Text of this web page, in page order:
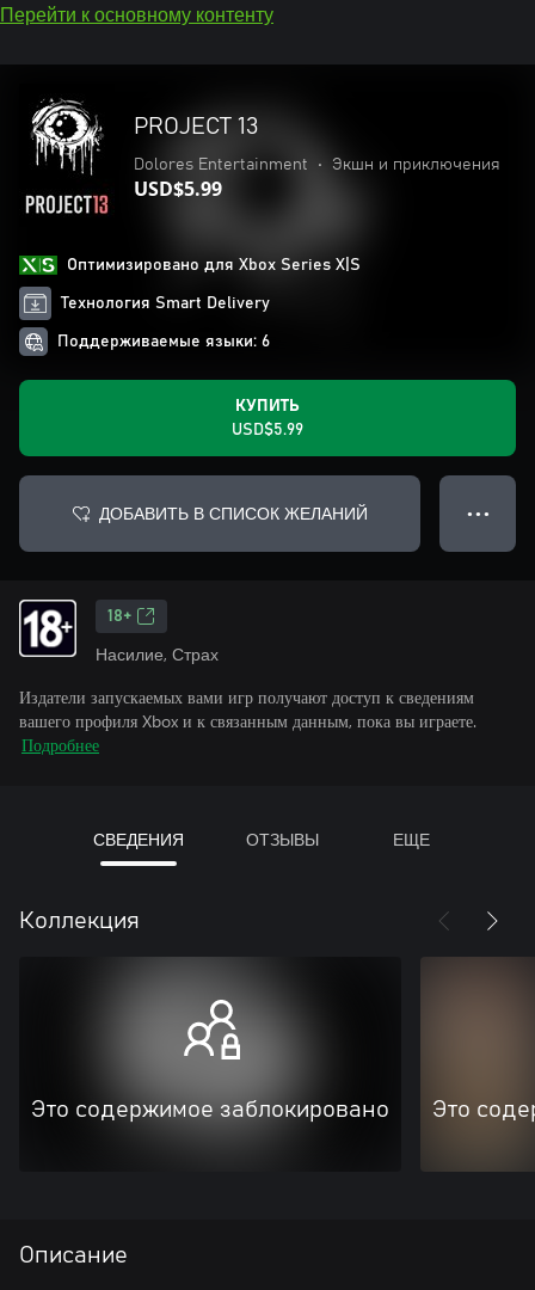
Перейти к основному контенту
PROJECT 13
Dolores Entertainment • Экшн и приключения
USD$5.99
Оптимизировано для Xbox Series X|S
Технология Smart Delivery
Поддерживаемые языки: 6
КУПИТЬ
USD$5.99
ДОБАВИТЬ В СПИСОК ЖЕЛАНИЙ ● ● ●
18+
Насилие, Страх
Издатели запускаемых вами игр получают доступ к сведениям
вашего профиля Xbox и к связанным данным, пока вы играете.
Подробнее
СВЕДЕНИЯ ОТЗЫВЫ ЕЩЕ
Коллекция
Это содержимое заблокировано Это
Описание